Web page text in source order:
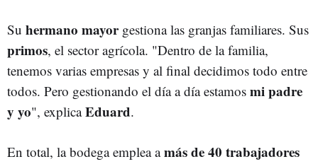
Su hermano mayorgestiona las granjas familiares. Sus
primos, el sector agrícola. "Dentro de la familia,
tenemos varias empresas y al final decidimos todo entre
todos. Pero gestionando el día a día estamos mi padre
y yo", explicaEduard.
En total, la bodega emplea amás de 40 trabajadores